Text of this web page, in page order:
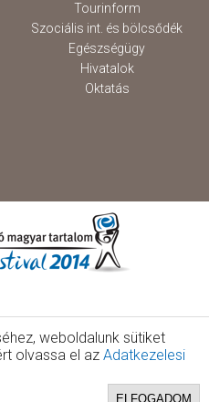
Tourinform
Szociális int. és bölcsődék
Egészségügy
Hivatalok
Oktatás
weboldalunk sütiket
olvassa el az Adatkezelesi
ELFOGADOM